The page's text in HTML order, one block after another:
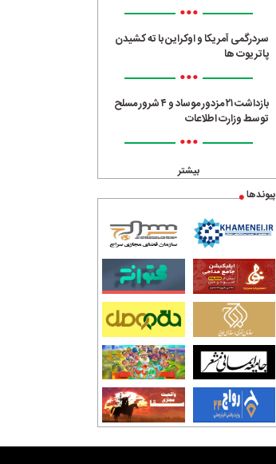
•••
سردرگمی آمریکا و اوکراین با ته کشیدن
پاتریوت ها
•••
بازداشت ۲۱ مزدور موساد و ۴ شرور مسلح
توسط وزارت اطلاعات
•••
بیشتر
پیوندها